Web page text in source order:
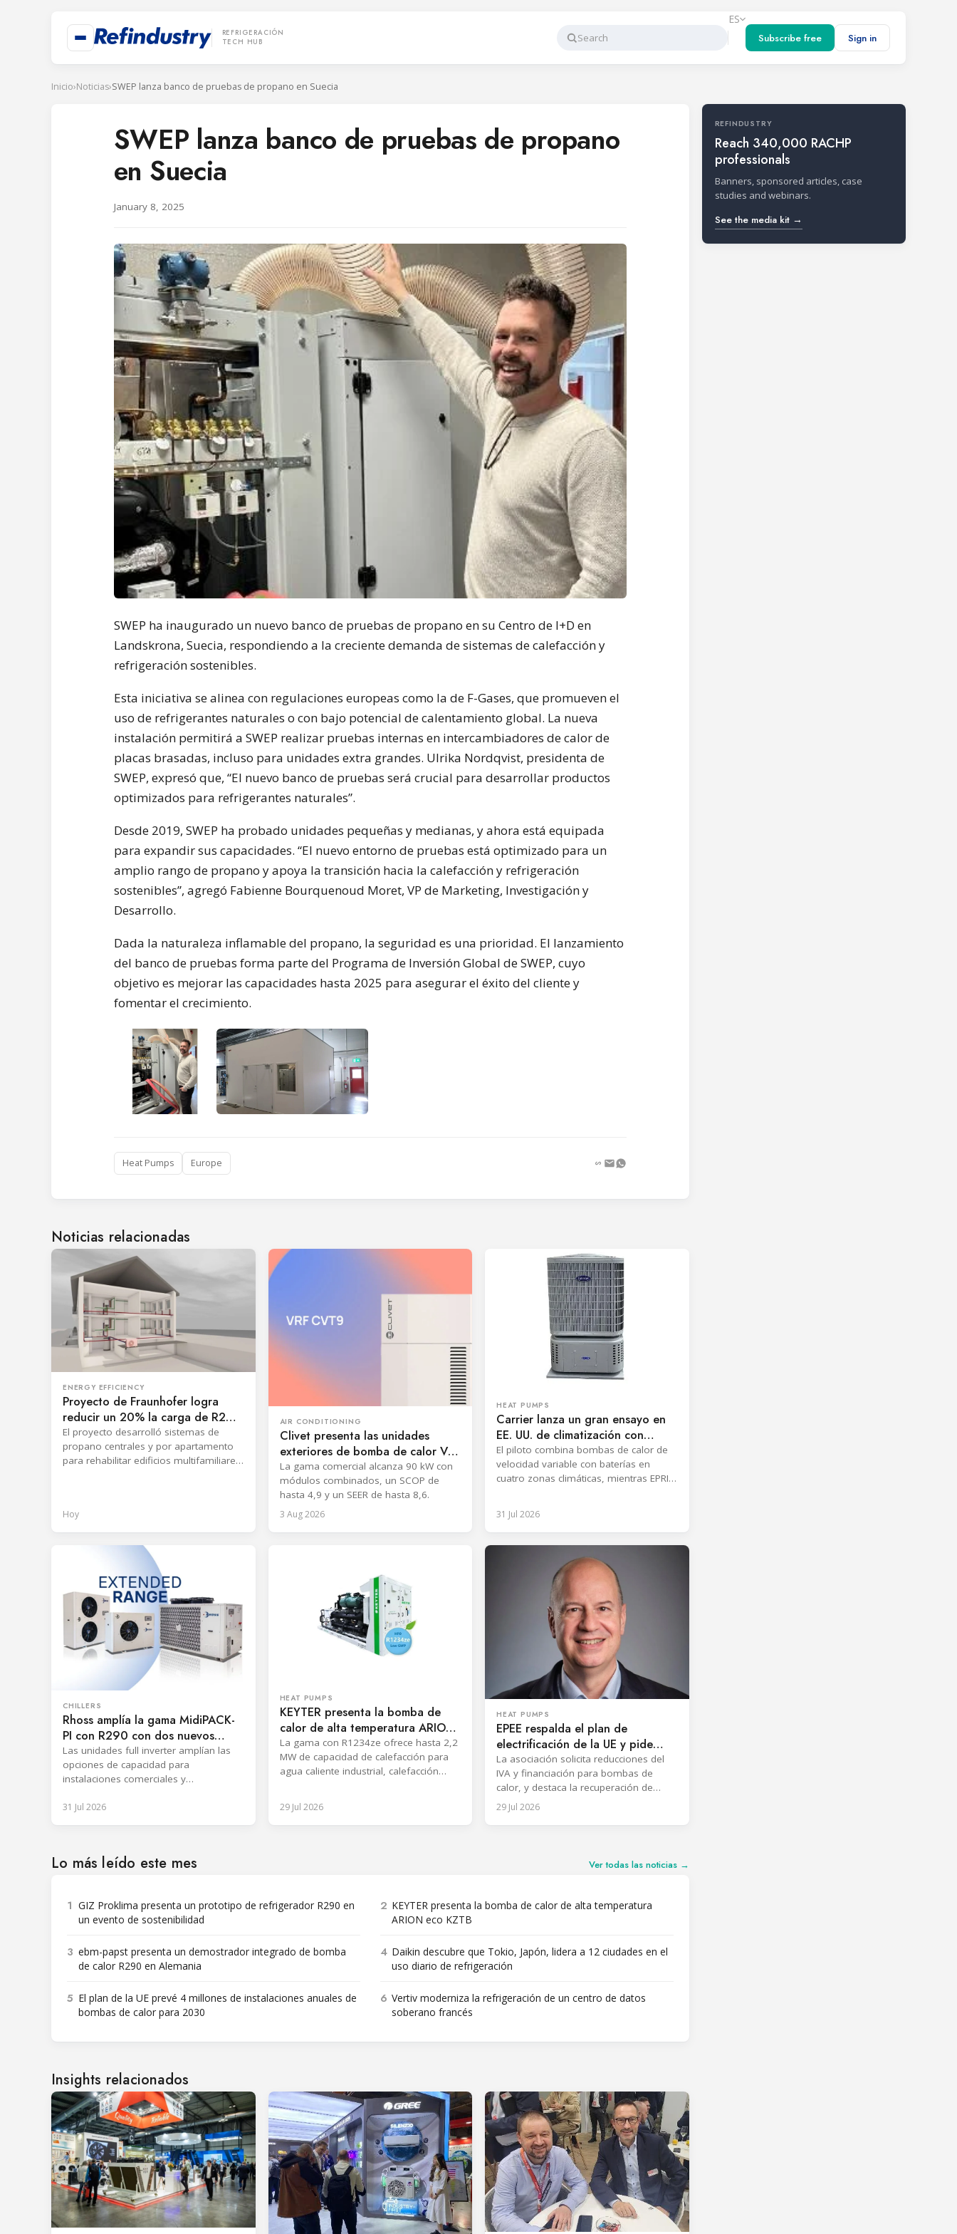
REFRIGERACIÓN
TECH HUB
Search
ES
Subscribe free
Sign in
Inicio›Noticias›SWEP lanza banco de pruebas de propano en Suecia
SWEP lanza banco de pruebas de propano
en Suecia
January 8, 2025
SWEP ha inaugurado un nuevo banco de pruebas de propano en su Centro de I+D en
Landskrona, Suecia, respondiendo a la creciente demanda de sistemas de calefacción y
refrigeración sostenibles.
Esta iniciativa se alinea con regulaciones europeas como la de F-Gases, que promueven el
uso de refrigerantes naturales o con bajo potencial de calentamiento global. La nueva
instalación permitirá a SWEP realizar pruebas internas en intercambiadores de calor de
placas brasadas, incluso para unidades extra grandes. Ulrika Nordqvist, presidenta de
SWEP, expresó que, “El nuevo banco de pruebas será crucial para desarrollar productos
optimizados para refrigerantes naturales”.
Desde 2019, SWEP ha probado unidades pequeñas y medianas, y ahora está equipada
para expandir sus capacidades. “El nuevo entorno de pruebas está optimizado para un
amplio rango de propano y apoya la transición hacia la calefacción y refrigeración
sostenibles”, agregó Fabienne Bourquenoud Moret, VP de Marketing, Investigación y
Desarrollo.
Dada la naturaleza inflamable del propano, la seguridad es una prioridad. El lanzamiento
del banco de pruebas forma parte del Programa de Inversión Global de SWEP, cuyo
objetivo es mejorar las capacidades hasta 2025 para asegurar el éxito del cliente y
fomentar el crecimiento.
Heat Pumps Europe
Noticias relacionadas
ENERGY EFFICIENCY
Proyecto de Fraunhofer logra
reducir un 20% la carga de R290
en bombas de calor
El proyecto desarrolló sistemas de
propano centrales y por apartamento
para rehabilitar edificios multifamiliares
Hoy
AIR CONDITIONING
Clivet presenta las unidades
exteriores de bomba de calor VRF
CVT9 con R32
La gama comercial alcanza 90 kW con
módulos combinados, un SCOP de
hasta 4,9 y un SEER de hasta 8,6.
3 Aug 2026
HEAT PUMPS
Carrier lanza un gran ensayo en
EE. UU. de climatización con
baterías
El piloto combina bombas de calor de
velocidad variable con baterías en
cuatro zonas climáticas, mientras EPRI
31 Jul 2026
CHILLERS
Rhoss amplía la gama MidiPACK-
PI con R290 con dos nuevos
tamaños
Las unidades full inverter amplían las
opciones de capacidad para
instalaciones comerciales y
energéticas.
31 Jul 2026
HEAT PUMPS
KEYTER presenta la bomba de
calor de alta temperatura ARION
eco KZTB
La gama con R1234ze ofrece hasta 2,2
MW de capacidad de calefacción para
agua caliente industrial, calefacción
29 Jul 2026
HEAT PUMPS
EPEE respalda el plan de
electrificación de la UE y pide
apoyo al sector
La asociación solicita reducciones del
IVA y financiación para bombas de
calor, y destaca la recuperación de
calor residual en refrigeración, industria
y centros de datos.
29 Jul 2026
Lo más leído este mes Ver todas las noticias →
1 GIZ Proklima presenta un prototipo de refrigerador R290 en
un evento de sostenibilidad
2 KEYTER presenta la bomba de calor de alta temperatura
ARION eco KZTB
3 ebm-papst presenta un demostrador integrado de bomba
de calor R290 en Alemania
4 Daikin descubre que Tokio, Japón, lidera a 12 ciudades en el
uso diario de refrigeración
5 El plan de la UE prevé 4 millones de instalaciones anuales de
bombas de calor para 2030
6 Vertiv moderniza la refrigeración de un centro de datos
soberano francés
Insights relacionados
REFINDUSTRY
Reach 340,000 RACHP
professionals
Banners, sponsored articles, case
studies and webinars.
See the media kit →